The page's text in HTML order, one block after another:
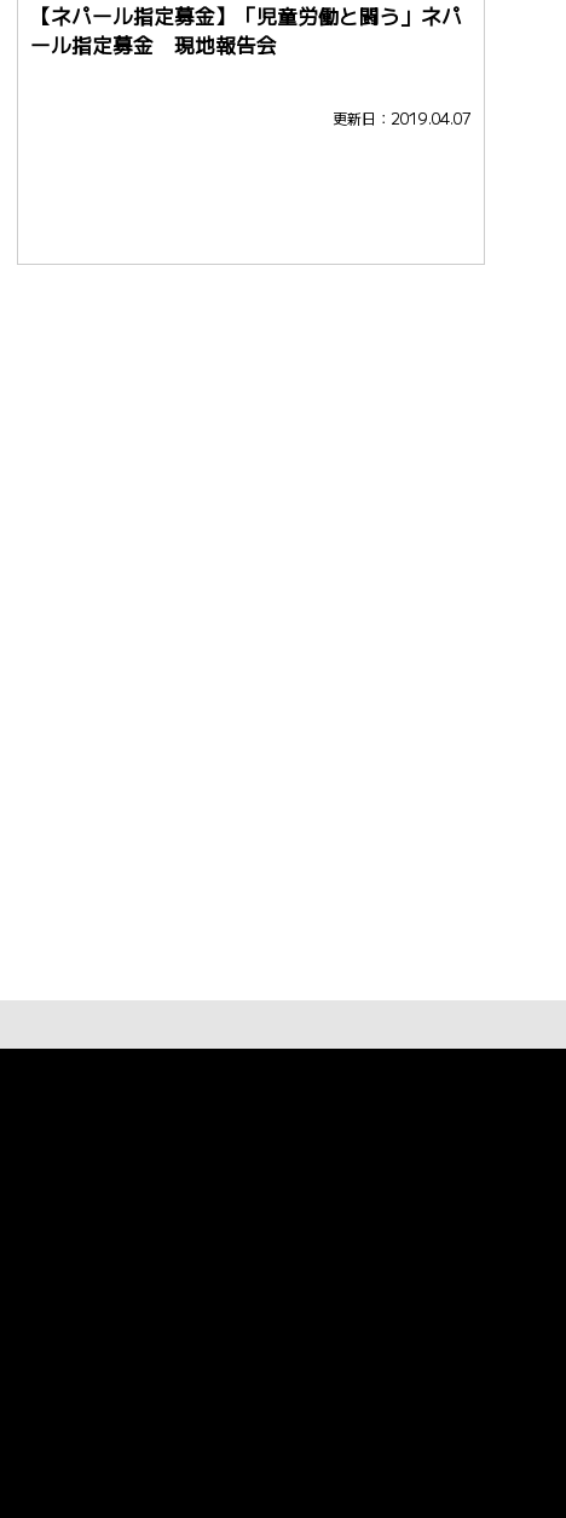
【ネパール指定募金】「児童労働と闘う」ネパ
ール指定募金 現地報告会
更新日：2019.04.07